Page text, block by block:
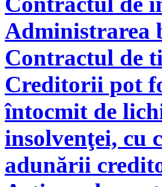
Administrarea
Contractul de
Creditorii pot
întocmit de
insolvenţei, cu
adunării